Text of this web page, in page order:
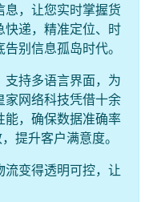
，让您实时掌握货
快递，精准定位、时
别信息孤岛时代。
持多语言界面，为
家网络科技凭借十余
能，确保数据准确率
提升客户满意度。
变得透明可控，让